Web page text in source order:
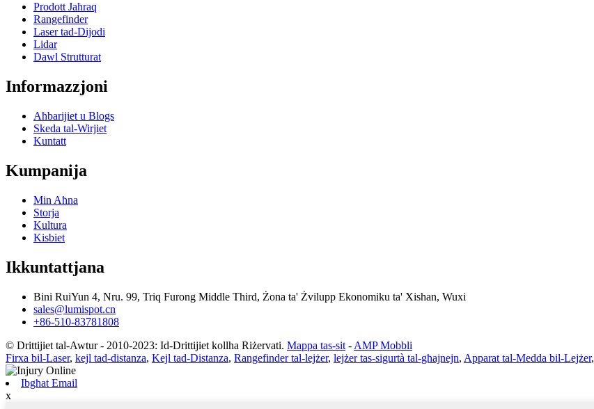
Prodott Jaħraq
Rangefinder
Laser tad-Dijodi
Lidar
Dawl Strutturat
Informazzjoni
Aħbarijiet u Blogs
Skeda tal-Wirjiet
Kuntatt
Kumpanija
Min Aħna
Storja
Kultura
Kisbiet
Ikkuntattjana
Bini RuiYun 4, Nru. 99, Triq Furong Middle Third, Żona ta' Żvilupp Ekonomiku ta' Xishan, Wuxi
sales@lumispot.cn
+86-510-83781808
© Drittijiet tal-Awtur - 2010-2023: Id-Drittijiet kollha Riżervati. Mappa tas-sit - AMP Mobbli
Firxa bil-Laser, kejl tad-distanza, Kejl tad-Distanza, Rangefinder tal-lejżer, lejżer tas-sigurtà tal-għajnejn, Apparat tal-Medda bil-Lejżer,
Ibgħat Email
x